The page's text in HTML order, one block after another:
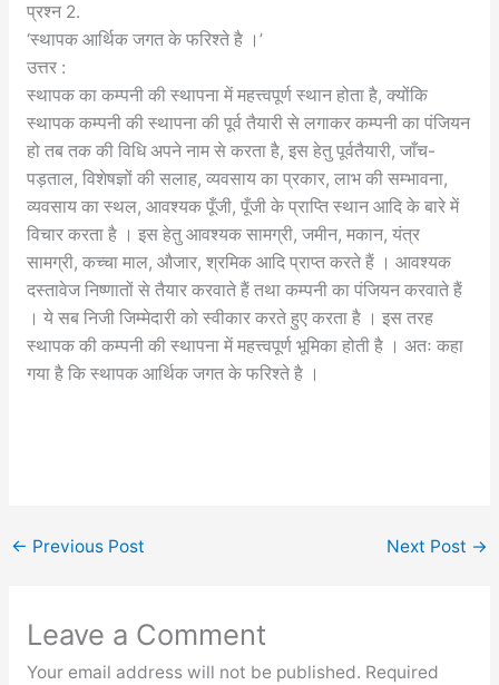
प्रश्न 2.
‘स्थापक आर्थिक जगत के फरिश्ते है ।’
उत्तर :
स्थापक का कम्पनी की स्थापना में महत्त्वपूर्ण स्थान होता है, क्योंकि
स्थापक कम्पनी की स्थापना की पूर्व तैयारी से लगाकर कम्पनी का पंजियन
हो तब तक की विधि अपने नाम से करता है, इस हेतु पूर्वतैयारी, जाँच-
पड़ताल, विशेषज्ञों की सलाह, व्यवसाय का प्रकार, लाभ की सम्भावना,
व्यवसाय का स्थल, आवश्यक पूँजी, पूँजी के प्राप्ति स्थान आदि के बारे में
विचार करता है । इस हेतु आवश्यक सामग्री, जमीन, मकान, यंत्र
सामग्री, कच्चा माल, औजार, श्रमिक आदि प्राप्त करते हैं । आवश्यक
दस्तावेज निष्णातों से तैयार करवाते हैं तथा कम्पनी का पंजियन करवाते हैं
। ये सब निजी जिम्मेदारी को स्वीकार करते हुए करता है । इस तरह
स्थापक की कम्पनी की स्थापना में महत्त्वपूर्ण भूमिका होती है । अतः कहा
गया है कि स्थापक आर्थिक जगत के फरिश्ते है ।
← Previous Post Next Post →
Leave a Comment
Your email address will not be published. Required